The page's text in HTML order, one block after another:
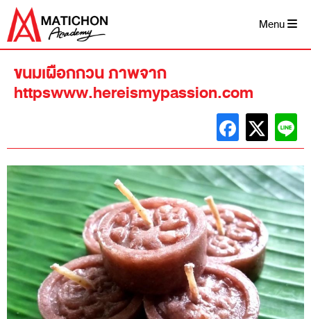
Skip
content
Menu
ขนมเผือกกวน ภาพจาก
httpswww.hereismypassion.com